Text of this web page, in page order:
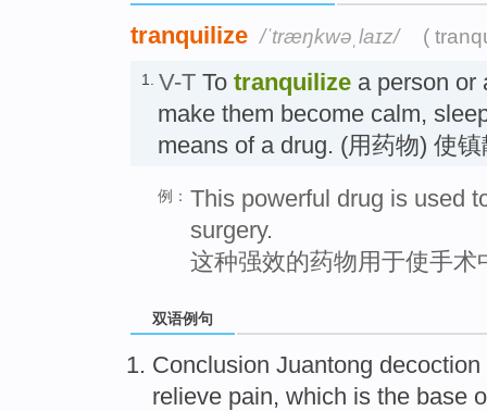
tranquilize /ˈtræŋkwəˌlaɪz/ (
1. V-T To tranquilize a person or
make them become calm,
means of a drug. (用药物) 使
例： This powerful drug is used
surgery.
这种强效的药物用于使手术
双语例句
Conclusion Juantong decoction
relieve pain, which is the base